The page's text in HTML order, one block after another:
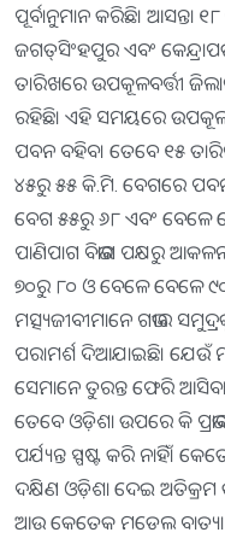
ପୂର୍ବାନୁମାନ କରିଛି। ଆସନ୍ତା
ଜଗତ୍‌ସିଂହପୁର ଏବଂ
ତାରିଖରେ ଉପକୂଳବର୍ତ୍ତୀ
ରହିଛି। ଏହି ସମୟରେ
ପବନ ବହିବ। ତେବେ ୧୫
୪୫ରୁ ୫୫ କି.ମି. ବେଗରେ
ବେଗ ୫୫ରୁ ୬୮ ଏବଂ ବେଳେ
ପାଣିପାଗ ବିଭାଗ ପକ୍ଷରୁ
୭୦ରୁ ୮୦ ଓ ବେଳେ ବେଳେ
ମତ୍ସ୍ୟଜୀବୀମାନେ ଗଭୀର
ପରାମର୍ଶ ଦିଆଯାଇଛି। ଯେଉଁ
ସେମାନେ ତୁରନ୍ତ ଫେରି
ତେବେ ଓଡ଼ିଶା ଉପରେ କି
ପର୍ଯ୍ୟନ୍ତ ସ୍ପଷ୍ଟ କରି ନାହିଁ।
ଦକ୍ଷିଣ ଓଡ଼ିଶା ଦେଇ
ଆଉ କେତେକ ମଡେଲ ବାତ୍ୟା